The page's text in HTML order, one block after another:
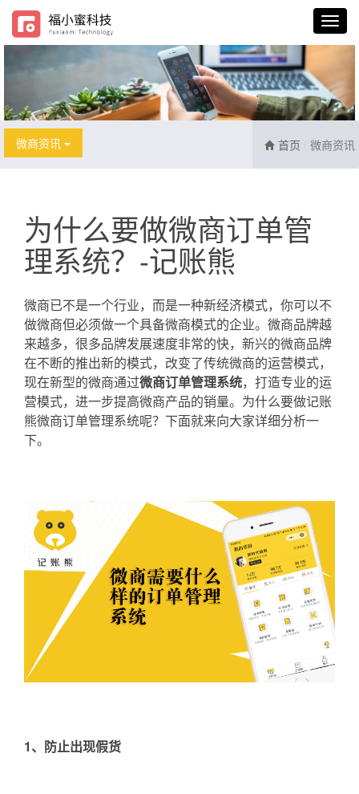
微商资讯 首页 微商资讯
为什么要做微商订单管
理系统？-记账熊
微商已不是一个行业，而是一种新经济模式，你可以不
做微商但必须做一个具备微商模式的企业。微商品牌越
来越多，很多品牌发展速度非常的快，新兴的微商品牌
在不断的推出新的模式，改变了传统微商的运营模式，
现在新型的微商通过微商订单管理系统，打造专业的运
营模式，进一步提高微商产品的销量。为什么要做记账
熊微商订单管理系统呢？下面就来向大家详细分析一
下。
1、防止出现假货